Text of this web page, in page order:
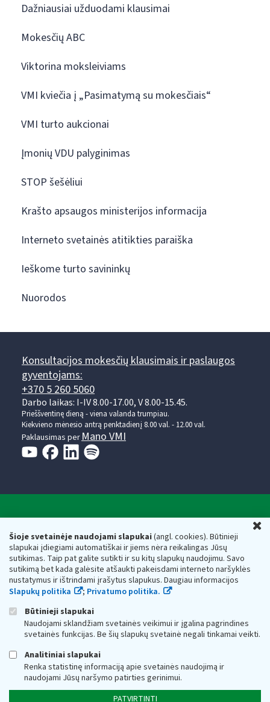
Šioje svetainėje naudojami slapukai(angl. cookies). Būtinieji
slapukai įdiegiami automatiškai ir jiems nėra reikalingas Jūsų
sutikimas. Taip pat galite sutikti ir su kitų slapukų naudojimu. Savo
sutikimą bet kada galėsite atšaukti pakeisdami interneto naršyklės
nustatymus ir ištrindami įrašytus slapukus. Daugiau informacijos
Slapukų politika
; Privatumo politika.
Būtinieji slapukai
Naudojami sklandžiam svetainės veikimui ir įgalina pagrindines
svetainės funkcijas. Be šių slapukų svetainė negali tinkamai veikti.
Analitiniai slapukai
Renka statistinę informaciją apie svetainės naudojimą ir
naudojami Jūsų naršymo patirties gerinimui.
PATVIRTINTI
Dažniausiai užduodami klausimai
Mokesčių ABC
Viktorina moksleiviams
VMI kviečia į „Pasimatymą su mokesčiais“
VMI turto aukcionai
Įmonių VDU palyginimas
STOP šešėliui
Krašto apsaugos ministerijos informacija
Interneto svetainės atitikties paraiška
Ieškome turto savininkų
Nuorodos
Konsultacijos mokesčių klausimais ir paslaugos
gyventojams:
+370 5 260 5060
Darbo laikas: I-IV 8.00-17.00, V 8.00-15.45.
Prieššventinę dieną - viena valanda trumpiau.
Kiekvieno mėnesio antrą penktadienį 8.00 val. - 12.00 val.
Paklausimas per Mano VMI
Respublikos finansų ministerijos
Biudžetinė įstaiga. Juridinio asmens kodas — 188659752,
adresas: Vasario 16-osios g. 14, 01107 Vilnius, Lietuva, el.paštas:
vmi@vmi.lt, E. pristatymo dėžutės adresas 188659752
Duomenys apie Valstybinę mokesčių inspekciją prie Lietuvos
Respublikos finansų ministerijos kaupiami ir saugomi Juridinių